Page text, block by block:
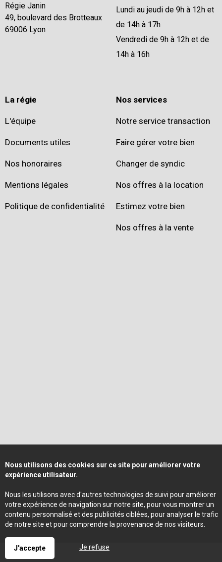
Régie Janin
49, boulevard des Brotteaux
69006 Lyon
Lundi au jeudi de 9h à 12h et
de 14h à 17h
Vendredi de 9h à 12h et de
14h à 16h
La régie
L'équipe
Documents utiles
Nos honoraires
Mentions légales
Politique de confidentialité
Nos services
Notre service transaction
Faire gérer votre bien
Changer de syndic
Nos offres à la location
Estimez votre bien
Nos offres à la vente
Nous utilisons des cookies sur ce site pour améliorer votre
expérience utilisateur.
Nous les utilisons avec d'autres technologies de suivi pour améliorer
votre expérience de navigation sur notre site, pour vous montrer un
contenu personnalisé et des publicités ciblées, pour analyser le trafic
de notre site et pour comprendre la provenance de nos visiteurs.
J'accepte Je refuse